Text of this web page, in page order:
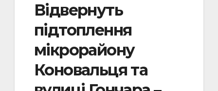
Відвернуть
підтоплення
мікрорайону
Коновальця та